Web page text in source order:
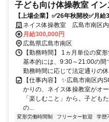
子ども向け体操教室 イ
【上場企業】✅26年秋開校✅月
転職多数✅子供の未来をつくる仕
ネイス体操教室 広島市南区
月給300,000円
広島県広島市南区
【勤務時間】 1ヵ月単位の変
基本的には、9:30～21:00の
勤務時間に応じて法定通りの
【仕事内容】 ✨広島市南区内
かりの、ネイス体操教室がオ
「楽しむこと」から。子ども
の...
変形労働時間制 フリーター歓迎 学歴